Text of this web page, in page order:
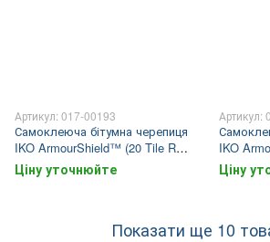
Артикул: 017-00193
Самоклеюча бітумна черепиця
IKO ArmourShield™ (20 Tile Red
Ultra)
Ціну уточнюйте
Артикул:
IKO
Green
Ціну
Показати ще 10